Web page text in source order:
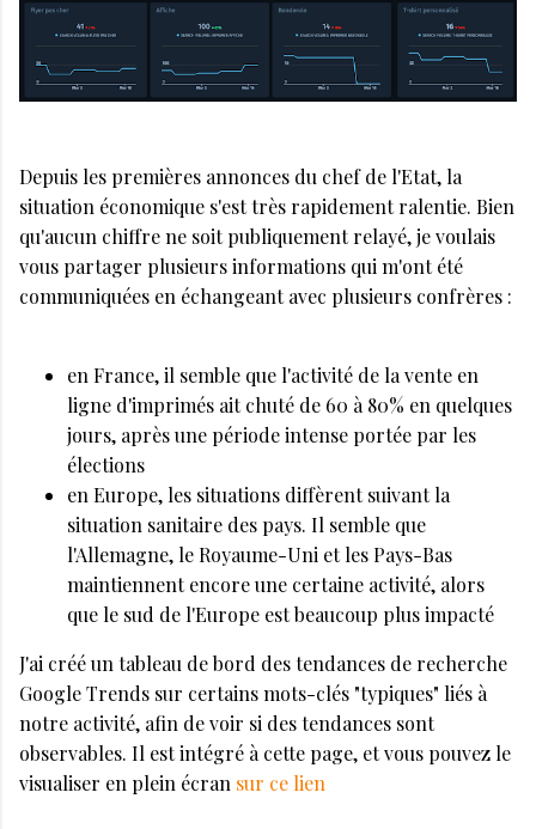
Depuis les premières annonces du chef de l'Etat, la
situation économique s'est très rapidement ralentie. Bien
qu'aucun chiffre ne soit publiquement relayé, je voulais
vous partager plusieurs informations qui m'ont été
communiquées en échangeant avec plusieurs confrères :
en France, il semble que l'activité de la vente en
ligne d'imprimés ait chuté de 60 à 80% en quelques
jours, après une période intense portée par les
élections
en Europe, les situations diffèrent suivant la
situation sanitaire des pays. Il semble que
l'Allemagne, le Royaume-Uni et les Pays-Bas
maintiennent encore une certaine activité, alors
que le sud de l'Europe est beaucoup plus impacté
J'ai créé un tableau de bord des tendances de recherche
Google Trends sur certains mots-clés "typiques" liés à
notre activité, afin de voir si des tendances sont
observables. Il est intégré à cette page, et vous pouvez le
visualiser en plein écran sur ce lien